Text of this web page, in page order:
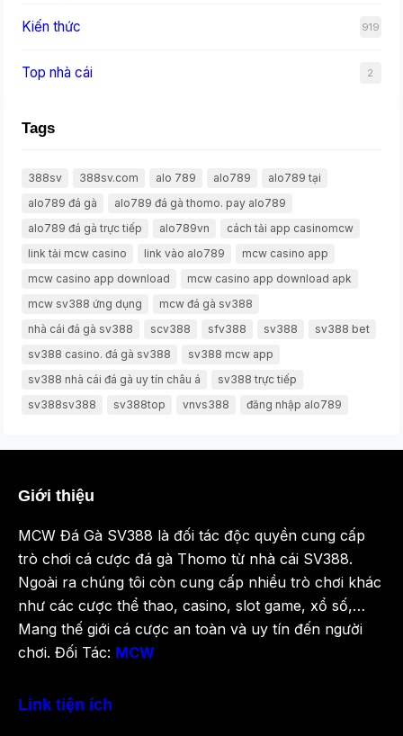
Kiến thức 919
Top nhà cái 2
Tags
388sv 388sv.com alo 789 alo789
alo789 tại
alo789 đá gà
alo789 đá gà thomo. pay alo789
alo789 đá gà trực tiếp
alo789vn
cách tải app casinomcw
link tải mcw casino
link vào alo789
mcw casino app
mcw casino app download
mcw casino app download apk
mcw sv388 ứng dụng
mcw đá gà sv388
nhà cái đá gà sv388
scv388 sfv388 sv388
sv388 bet
sv388 casino. đá gà sv388
sv388 mcw app
sv388 nhà cái đá gà uy tín châu á
sv388 trực tiếp
sv388sv388
sv388top vnvs388 đăng nhập alo789
Giới thiệu
MCW Đá Gà SV388 là đối tác độc quyền cung cấp
trò chơi cá cược đá gà Thomo từ nhà cái SV388.
Ngoài ra chúng tôi còn cung cấp nhiều trò chơi khác
như các cược thể thao, casino, slot game, xổ số,…
Mang thế giới cá cược an toàn và uy tín đến người
chơi. Đối Tác: MCW
Link tiện ích